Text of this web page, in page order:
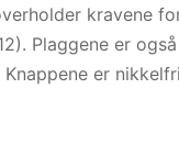
kravene
Plaggene er
er